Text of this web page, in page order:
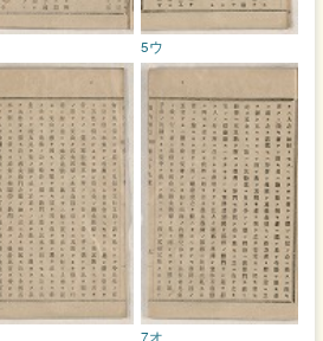
5ウ
7オ